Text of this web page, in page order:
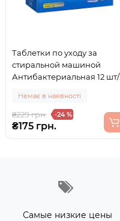
Таблетки по уходу за
стиральной машиной
Антибактериальная 12 шт/
Немає в наявності
₴229 грн. -24 %
₴175 грн.
Самые низкие цены